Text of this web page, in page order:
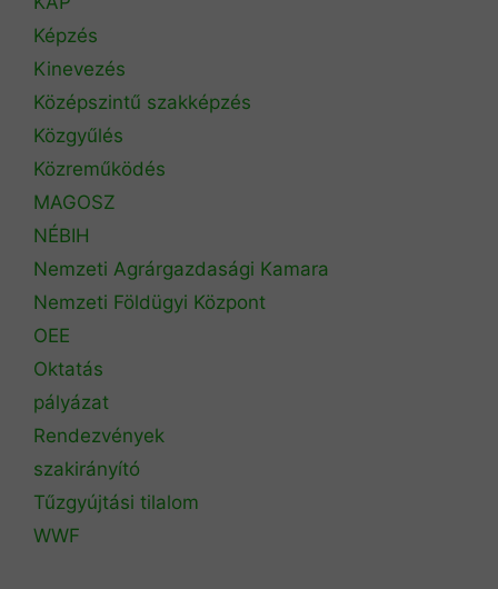
Képzés
Kinevezés
Középszintű szakképzés
Közgyűlés
Közreműködés
MAGOSZ
NÉBIH
Nemzeti Agrárgazdasági Kamara
Nemzeti Földügyi Központ
OEE
Oktatás
pályázat
Rendezvények
szakirányító
Tűzgyújtási tilalom
WWF